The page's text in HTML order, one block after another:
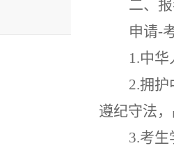
二、
申请-
1.中华
2.拥护
遵纪守法
3.考生